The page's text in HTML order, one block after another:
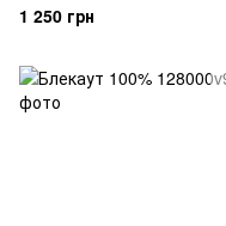
1 250 грн